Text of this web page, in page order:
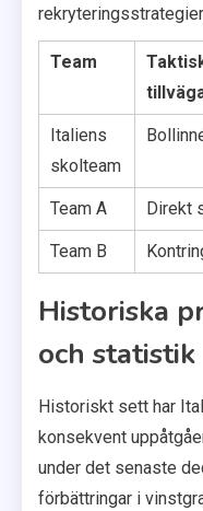
Team
Italiens
skolteam
Team A Direkt
Team B
Historiska
och statistik
Historiskt sett har
konsekvent
under det senaste
förbättringar i